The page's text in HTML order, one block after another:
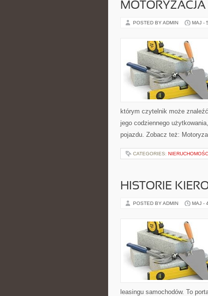
MOTORYZACJA
POSTED BY ADMIN MAJ -
którym czytelnik może
jego codziennego
pojazdu. Zobacz też:
CATEGORIES:
HISTORIE
POSTED BY ADMIN MAJ -
leasingu samochodów. To